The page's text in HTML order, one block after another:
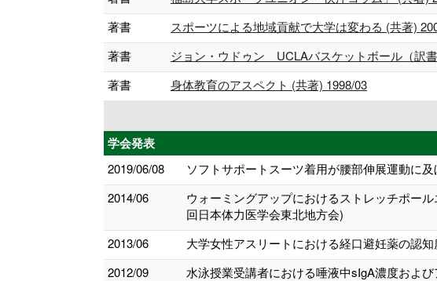
著書
スポーツによる地域貢献で大学は変わる (共著)
著書
ジョン・ウドゥン UCLAバスケットボール（訳
著書
身体教育のアスペクト (共著) 1998/03
学会発表
2019/06/08
ソフトサポートスーツ着用が腰部伸展運動に
2014/06
ウォーミングアップにおけるストレッチポー
回日本体力医学会東北地方会)
2013/06
大学女性アスリートにおける経口避妊薬の認
2012/09
水泳授業受講者における唾液中sIgA濃度およ